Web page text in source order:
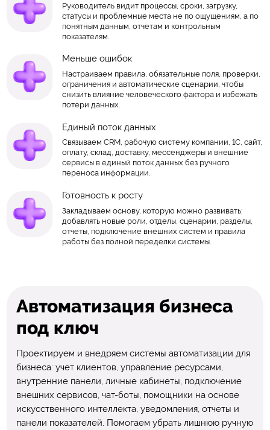
Руководитель видит процессы, сроки, загрузку,
статусы и проблемные места не по ощущениям, а по
понятным данным, отчетам и контрольным
показателям.
Меньше ошибок
Настраиваем правила, обязательные поля, проверки,
ограничения и автоматические сценарии, чтобы
снизить влияние человеческого фактора и избежать
потери данных.
Единый поток данных
Связываем CRM, рабочую систему компании, 1С, сайт,
оплату, склад, доставку, мессенджеры и внешние
сервисы в единый поток данных без ручного
переноса информации.
Готовность к росту
Закладываем основу, которую можно развивать:
добавлять новые роли, отделы, сценарии, разделы,
отчеты, подключение внешних систем и правила
работы без полной переделки системы.
Автоматизация бизнеса
под ключ
Проектируем и внедряем системы автоматизации для
бизнеса: учет клиентов, управление ресурсами,
внутренние панели, личные кабинеты, подключение
внешних сервисов, чат-боты, помощники на основе
искусственного интеллекта, уведомления, отчеты и
панели показателей. Помогаем убрать лишнюю ручную